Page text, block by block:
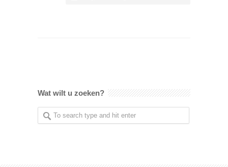
Wat wilt u zoeken?